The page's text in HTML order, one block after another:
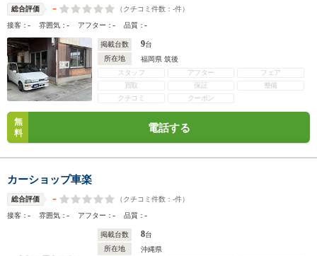
総合評価 - （クチコミ件数： -件）
接客：- 雰囲気：- アフター：- 品質：-
掲載台数 9台
所在地
福岡県 筑後
スタッフ
アフター
フェア
買取
保証
整備
クチコミ
クーポン
無
料
電話する
カーショップ車楽
総合評価 - （クチコミ件数： -件）
接客：- 雰囲気：- アフター：- 品質：-
掲載台数 8台
所在地
沖縄県